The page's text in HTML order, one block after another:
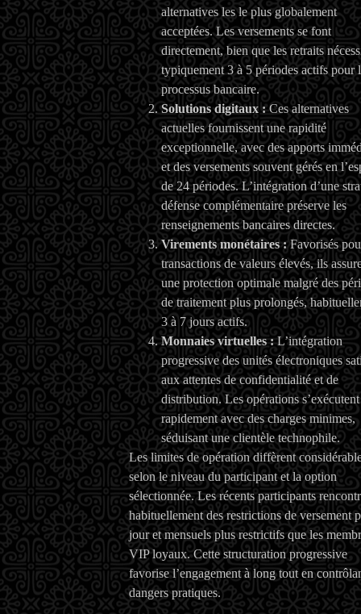
alternatives les le plus globalement
acceptées. Les versements se font
directement, bien que les retraits
typiquement 3 à 5 périodes actifs pour
processus bancaire.
Solutions digitaux :Ces alternatives
actuelles fournissent une rapidité
exceptionnelle, avec des apports
et des versements souvent gérés en
de 24 périodes. L’intégration d’une
défense complémentaire préserve les
renseignements bancaires directes.
Virements monétaires :Favorisés
transactions de valeurs élevés, ils
une protection optimale malgré des
de traitement plus prolongés,
3 à 7 jours actifs.
Monnaies virtuelles :L’intégration
progressive des unités électroniques
aux attentes de confidentialité et de
distribution. Les opérations s’exécutent
rapidement avec des charges minimes,
séduisant une clientèle technophile.
Les limites de opération diffèrent
selon le niveau du participant et la option
sélectionnée. Les récents participants
habituellement des restrictions de versement
jour et mensuels plus restrictifs que les
VIP loyaux. Cette structuration progressive
favorise l’engagement à long tout en
dangers pratiques.